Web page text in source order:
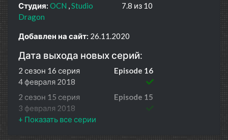
Студия: OCN Studio
Dragon
7.8 из 10
Добавлен на сайт: 26.11.2020
Дата выхода новых серий:
2 сезон 16 серия
Episode 16
4 февраля 2018
2 сезон 15 серия
Episode 15
3 февраля 2018
2 сезон 14 серия
28 января 2018